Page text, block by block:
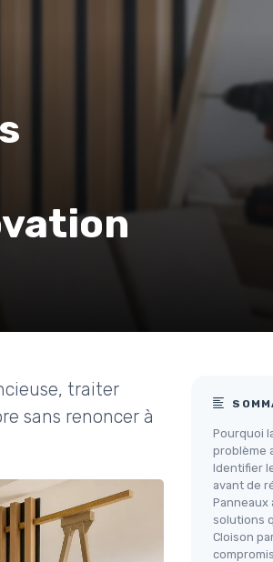
traiter
sans renoncer à
Pourquoi
problème
Identifier
avant de
Panneaux
solutions
Cloison